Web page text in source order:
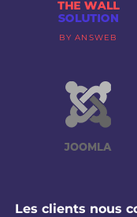
BY ANSWEB
Les clients nous